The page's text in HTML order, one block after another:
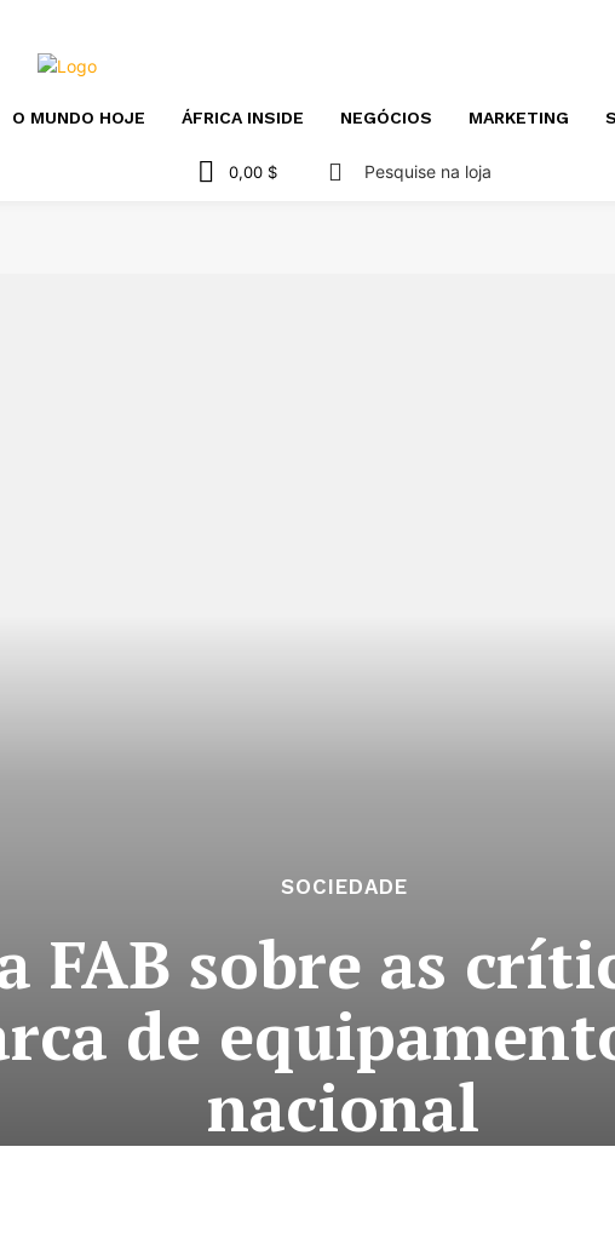
O MUNDO HOJE ÁFRICA INSIDE NEGÓCIOS MARKETING
0,00 $ Pesquise na loja
SOCIEDADE
FAB sobre as
de
nacional